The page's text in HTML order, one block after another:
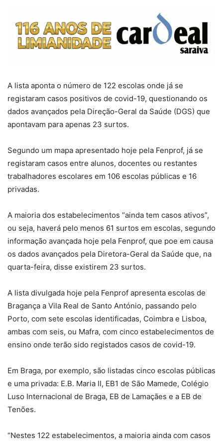
A lista aponta o número de 122 escolas onde já se
registaram casos positivos de covid-19, questionando os
dados avançados pela Direção-Geral da Saúde (DGS) que
apontavam para apenas 23 surtos.
Segundo um mapa apresentado hoje pela Fenprof, já se
registaram casos entre alunos, docentes ou restantes
trabalhadores escolares em 106 escolas públicas e 16
privadas.
A maioria dos estabelecimentos “ainda tem casos ativos”,
ou seja, haverá pelo menos 61 surtos em escolas, segundo
informação avançada hoje pela Fenprof, que poe em causa
os dados avançados pela Diretora-Geral da Saúde que, na
quarta-feira, disse existirem 23 surtos.
A lista divulgada hoje pela Fenprof apresenta escolas de
Bragança a Vila Real de Santo António, passando pelo
Porto, com sete escolas identificadas, Coimbra e Lisboa,
ambas com seis, ou Mafra, com cinco estabelecimentos de
ensino onde terão sido registados casos de covid-19.
Em Braga, por exemplo, são listadas cinco escolas públicas
e uma privada: E.B. Maria II, EB1 de São Mamede, Colégio
Luso Internacional de Braga, EB de Lamaçães e a EB de
Tenões.
“Nestes 122 estabelecimentos, a maioria ainda com casos